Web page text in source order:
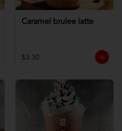
Caramel brulee latte
$3.30